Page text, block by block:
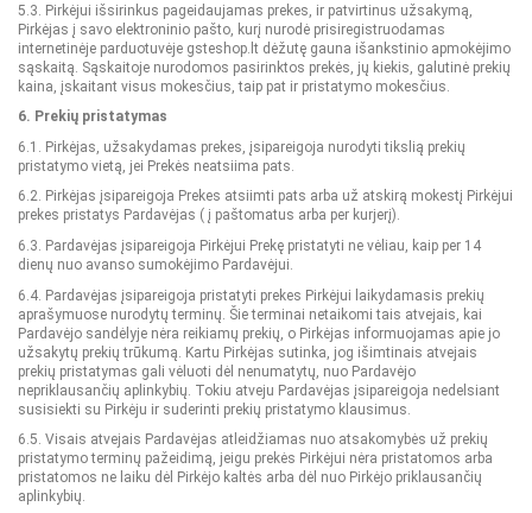
5.3. Pirkėjui išsirinkus pageidaujamas prekes, ir patvirtinus užsakymą,
Pirkėjas į savo elektroninio pašto, kurį nurodė prisiregistruodamas
internetinėje parduotuvėje gsteshop.lt dėžutę gauna išankstinio apmokėjimo
sąskaitą. Sąskaitoje nurodomos pasirinktos prekės, jų kiekis, galutinė prekių
kaina, įskaitant visus mokesčius, taip pat ir pristatymo mokesčius.
6. Prekių pristatymas
6.1. Pirkėjas, užsakydamas prekes, įsipareigoja nurodyti tikslią prekių
pristatymo vietą, jei Prekės neatsiima pats.
6.2. Pirkėjas įsipareigoja Prekes atsiimti pats arba už atskirą mokestį Pirkėjui
prekes pristatys Pardavėjas ( į paštomatus arba per kurjerį).
6.3. Pardavėjas įsipareigoja Pirkėjui Prekę pristatyti ne vėliau, kaip per 14
dienų nuo avanso sumokėjimo Pardavėjui.
6.4. Pardavėjas įsipareigoja pristatyti prekes Pirkėjui laikydamasis prekių
aprašymuose nurodytų terminų. Šie terminai netaikomi tais atvejais, kai
Pardavėjo sandėlyje nėra reikiamų prekių, o Pirkėjas informuojamas apie jo
užsakytų prekių trūkumą. Kartu Pirkėjas sutinka, jog išimtinais atvejais
prekių pristatymas gali vėluoti dėl nenumatytų, nuo Pardavėjo
nepriklausančių aplinkybių. Tokiu atveju Pardavėjas įsipareigoja nedelsiant
susisiekti su Pirkėju ir suderinti prekių pristatymo klausimus.
6.5. Visais atvejais Pardavėjas atleidžiamas nuo atsakomybės už prekių
pristatymo terminų pažeidimą, jeigu prekės Pirkėjui nėra pristatomos arba
pristatomos ne laiku dėl Pirkėjo kaltės arba dėl nuo Pirkėjo priklausančių
aplinkybių.